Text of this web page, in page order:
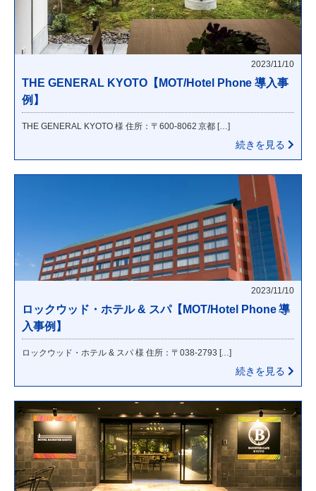
2023/11/10
THE GENERAL KYOTO【MOT/Hotel Phone 導入事
例】
THE GENERAL KYOTO 様 住所：〒600-8062 京都 […]
続きを見る
2023/11/10
ロックウッド・ホテル & スパ【MOT/Hotel Phone 導
入事例】
ロックウッド・ホテル & スパ 様 住所：〒038-2793 […]
続きを見る